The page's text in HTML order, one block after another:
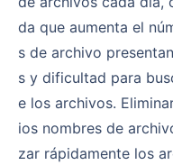
da que aumenta el
s de archivo
s y dificultad para
e los archivos.
ios nombres de
zar rápidamente los